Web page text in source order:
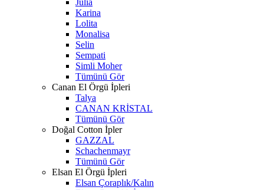
Julia
Karina
Lolita
Monalisa
Selin
Sempati
Simli Moher
Tümünü Gör
Canan El Örgü İpleri
Talya
CANAN KRİSTAL
Tümünü Gör
Doğal Cotton İpler
GAZZAL
Schachenmayr
Tümünü Gör
Elsan El Örgü İpleri
Elsan Çoraplık/Kalın